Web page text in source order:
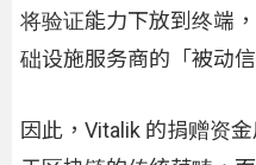
将验证能力下放到终端
础设施服务商的「被动信
因此，Vitalik 的捐赠资